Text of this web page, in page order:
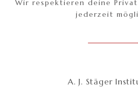
Wir respektieren deine
jederzeit
A. J. Stäger